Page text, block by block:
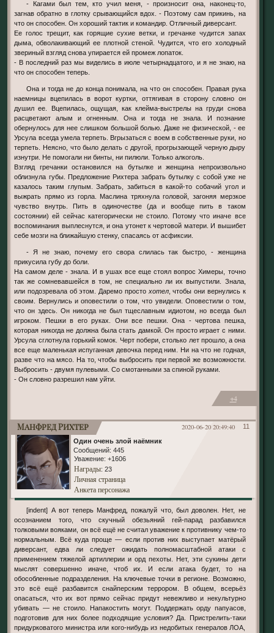
- Кагами был тем, кто учил меня, - произносит она, наконец-то,
загнав обратно в глотку срывающийся вдох. - Поэтому сам прикинь, на
что он способен. Он хороший тактик и командир. Отличный диверсант.
Ее голос трещит, как горящие сухие ветки, и гречанке чудится запах
дыма, обволакивающий ее плотной стеной. Чудится, что его холодный
звериный взгляд снова упирается ей промеж лопаток.
- В последний раз мы виделись в июле четырнадцатого, и я не знаю, на
что он способен теперь.
Она и тогда не до конца понимала, на что он способен. Правая рука
наемницы вцепилась в ворот куртки, оттягивая в сторону словно он
душил ее. Вцепилась, ощущая, как клейма-выстрелы на груди снова
расцветают алым и огненным. Она и тогда не знала. И познание
обернулось для нее слишком большой болью. Даже не физической, - ее
Урсула всегда умела терпеть. Вгрызаться с воем в собственные руки, но
терпеть. Неясно, что было делать с другой, прогрызающей черную дыру
изнутри. Не помогали ни бинты, ни пилюли. Только алкоголь.
Взгляд гречанки остановился на бутылке и женщина непроизвольно
облизнула губы. Предложение Рихтера забрать бутылку с собой уже не
казалось таким глупым. Забрать, забиться в какой-то собачий угол и
выжрать прямо из горла. Маслина тряхнула головой, загоняя мерзкое
чувство внутрь. Пить в одиночестве (да и вообще пить в таком
состоянии) ей сейчас категорически не стоило. Потому что иначе все
воспоминания выплеснутся, и она утонет к чертовой матери. И вышибет
себе мозги на ближайшую стенку, спасаясь от асфиксии.
- Я не знаю, почему его свора слилась так быстро, - женщина
прикусила губу до боли.
На самом деле - знала. И в ушах все еще стоял вопрос Химеры, точно
так же сомневавшейся в том, не специально ли их выпустили. Знала,
или подозревала об этом. Даремо просто хотел, чтобы они вернулись к
своим. Вернулись и оповестили о том, что увидели. Оповестили о том,
что он здесь. Он никогда не был тщеславным идиотом, но всегда был
игроком. Пешки в его руках. Они все пешки. Она - чертова пешка,
которая никогда не должна была стать дамкой. Он просто играет с ними.
Урсула сглотнула горький комок. Черт побери, столько лет прошло, а она
все еще маленькая испуганная девочка перед ним. Ни на что не годная,
разве что на мясо. На то, чтобы выбросить при первой же возможности.
Выбросить - двумя пулевыми. Со смотанными за спиной руками.
- Он словно разрешил нам уйти.
+4
11
2020-06-20 20:49:40
Манфред Рихтер
Один очень злой наёмник
Сообщений: 445
Уважение: +1606
Награды: 23
Личная страница
Анкета персонажа
[indent] А вот теперь Манфред, пожалуй что, был доволен. Нет, не
осознанием того, что скучный обезьяний гей-парад разбавился
толковыми вояками, он всё ещё не считал уважение к противнику чем-то
нормальным. Всё куда проще — если против них выступает матёрый
диверсант, едва ли следует ожидать полномасштабной атаки с
применением тяжелой артиллерии и орд пехоты. Нет, эти сукины дети
мыслят совершенно иначе, чтоб их. И если атака будет, то на
обособленные подразделения. На ключевые точки в регионе. Возможно,
это всё ещё разбавится снайперским террором. В общем, всерьёз
опасаться, что их вот прямо сейчас придут невежливо и некультурно
убивать — не стоило. Напакостить могут. Поддержать орду папуасов,
подготовив для них более подходящие условия? Да. Пристрелить-таки
придурковатого министра или кого-нибудь из недобитых генералов ЛОА,